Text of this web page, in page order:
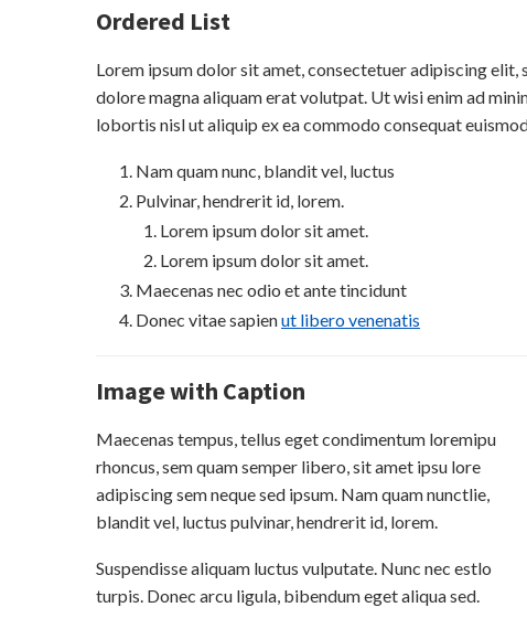
Ordered List
Lorem ipsum dolor sit amet, consectetuer adipiscing
dolore magna aliquam erat volutpat. Ut wisi enim ad
lobortis nisl ut aliquip ex ea commodo consequat
Nam quam nunc, blandit vel, luctus
Pulvinar, hendrerit id, lorem.
Lorem ipsum dolor sit amet.
Lorem ipsum dolor sit amet.
Maecenas nec odio et ante tincidunt
Donec vitae sapienut libero venenatis
Image with Caption
Maecenas tempus, tellus eget condimentum loremipu
rhoncus, sem quam semper libero, sit amet ipsu lore
adipiscing sem neque sed ipsum. Nam quam nunctlie,
blandit vel, luctus pulvinar, hendrerit id, lorem.
Suspendisse aliquam luctus vulputate. Nunc nec estlo
turpis. Donec arcu ligula, bibendum eget aliqua sed.